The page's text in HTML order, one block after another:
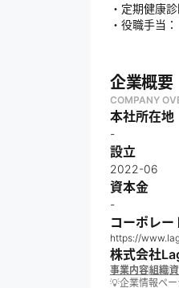
・定期健康
・役職手当
企業概要
COMPANY
本社所在地
-
設立
2022-06
資本金
-
コーポレー
https://
株式会社
事業内容組織
💡企業情報ペ